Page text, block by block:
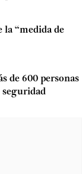
la “medida de
de 600 personas
seguridad